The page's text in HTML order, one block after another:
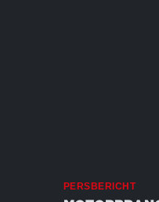
PERSBERICHT